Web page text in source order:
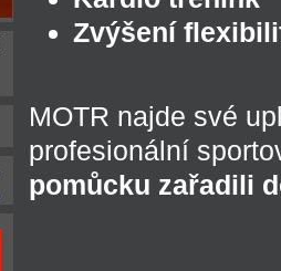
Zvýšení
MOTR najde své
profesionální
pomůcku zařadili